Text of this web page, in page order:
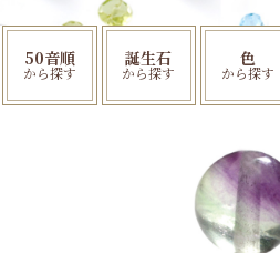
50音順
から探す
誕生石
から探す
色
から探す